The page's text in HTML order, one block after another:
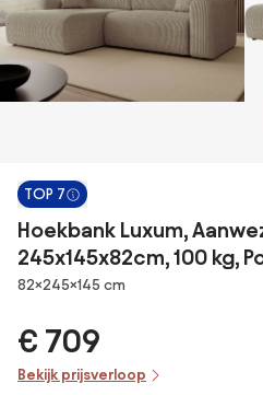
TOP 7
Hoekbank Luxum,
245x145x82cm, 100 kg,
Afmetingen
82×245×145 cm
€ 709
Bekijk prijsverloop